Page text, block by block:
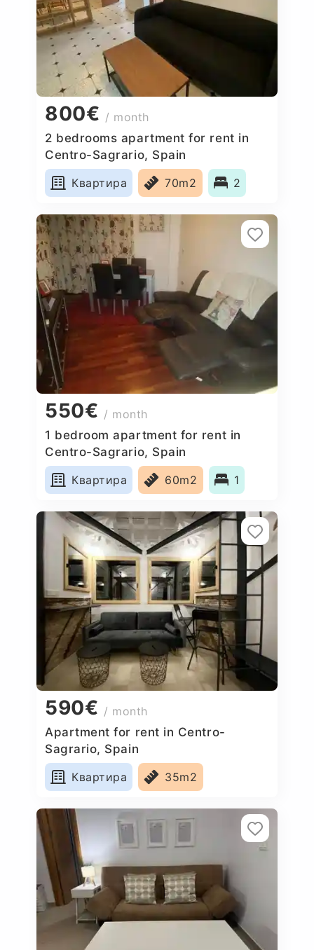
800€ / month
2 bedrooms apartment for rent in
Centro-Sagrario, Spain
Квартира
70m2 2
550€ / month
1 bedroom apartment for rent in
Centro-Sagrario, Spain
Квартира
60m2 1
590€ / month
Apartment for rent in Centro-
Sagrario, Spain
Квартира
35m2